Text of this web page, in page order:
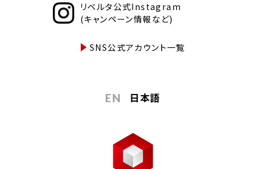
リベルタ公式Instagram
(キャンペーン情報など)
SNS公式アカウント一覧
EN 日本語